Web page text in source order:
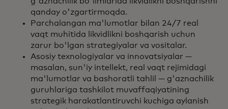
qanday o'zgartirmoqda.
Parchalangan ma'lumotlar bilan 24/7 real
vaqt muhitida likvidlikni boshqarish uchun
zarur bo'lgan strategiyalar va vositalar.
Asosiy texnologiyalar va innovatsiyalar —
masalan, sun'iy intellekt, real vaqt rejimidagi
ma'lumotlar va bashoratli tahlil — g'aznachilik
guruhlariga tashkilot muvaffaqiyatining
strategik harakatlantiruvchi kuchiga aylanish